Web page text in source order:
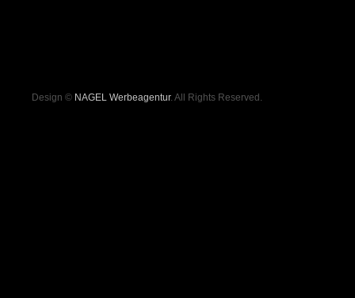
Design © NAGEL Werbeagentur. All Rights Reserved.